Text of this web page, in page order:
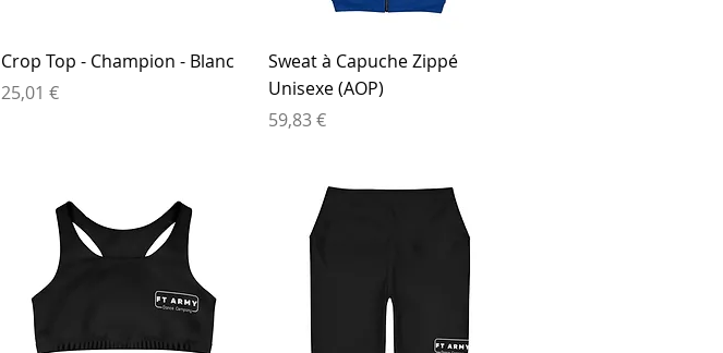
Aperçu rapide
Crop Top - Champion - Blanc
Prix
25,01 €
Aperçu rapide
Sweat à Capuche Zippé
Unisexe (AOP)
Prix
59,83 €